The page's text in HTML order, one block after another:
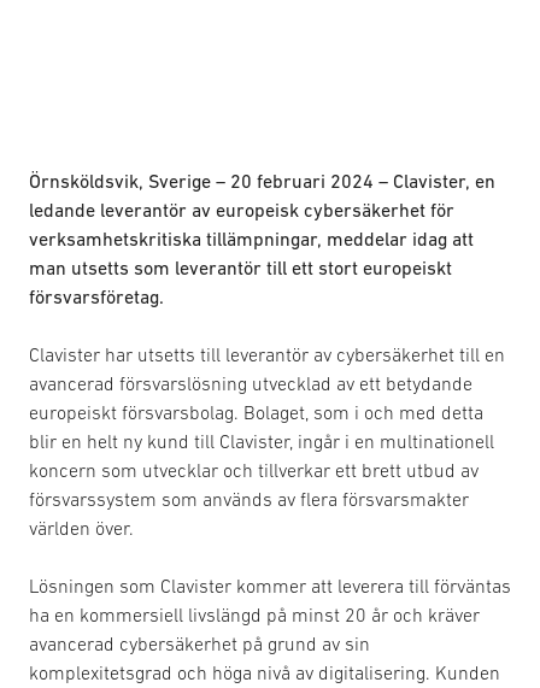
Örnsköldsvik, Sverige – 20 februari 2024 – Clavister, en
ledande leverantör av europeisk cybersäkerhet för
verksamhetskritiska tillämpningar, meddelar idag att
man utsetts som leverantör till ett stort europeiskt
försvarsföretag.
Clavister har utsetts till leverantör av cybersäkerhet till en
avancerad försvarslösning utvecklad av ett betydande
europeiskt försvarsbolag. Bolaget, som i och med detta
blir en helt ny kund till Clavister, ingår i en multinationell
koncern som utvecklar och tillverkar ett brett utbud av
försvarssystem som används av flera försvarsmakter
världen över.
Lösningen som Clavister kommer att leverera till förväntas
ha en kommersiell livslängd på minst 20 år och kräver
avancerad cybersäkerhet på grund av sin
komplexitetsgrad och höga nivå av digitalisering. Kunden